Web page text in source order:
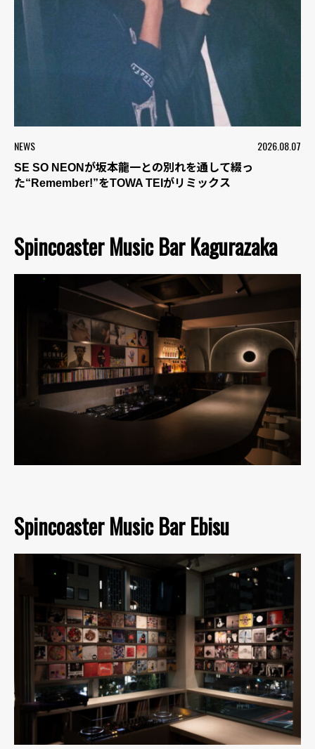
NEWS 2026.08.07
SE SO NEONが坂本龍一との別れを通して綴っ
た“Remember!”をTOWA TEIがリミックス
Spincoaster Music Bar Kagurazaka
Spincoaster Music Bar Ebisu